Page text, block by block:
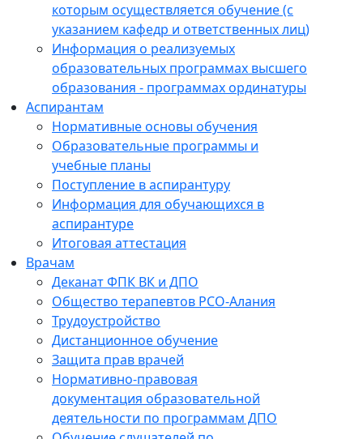
которым осуществляется обучение (с
указанием кафедр и ответственных лиц)
Информация о реализуемых
образовательных программах высшего
образования - программах ординатуры
Аспирантам
Нормативные основы обучения
Образовательные программы и
учебные планы
Поступление в аспирантуру
Информация для обучающихся в
аспирантуре
Итоговая аттестация
Врачам
Деканат ФПК ВК и ДПО
Общество терапевтов РСО-Алания
Трудоустройство
Дистанционное обучение
Защита прав врачей
Нормативно-правовая
документация образовательной
деятельности по программам ДПО